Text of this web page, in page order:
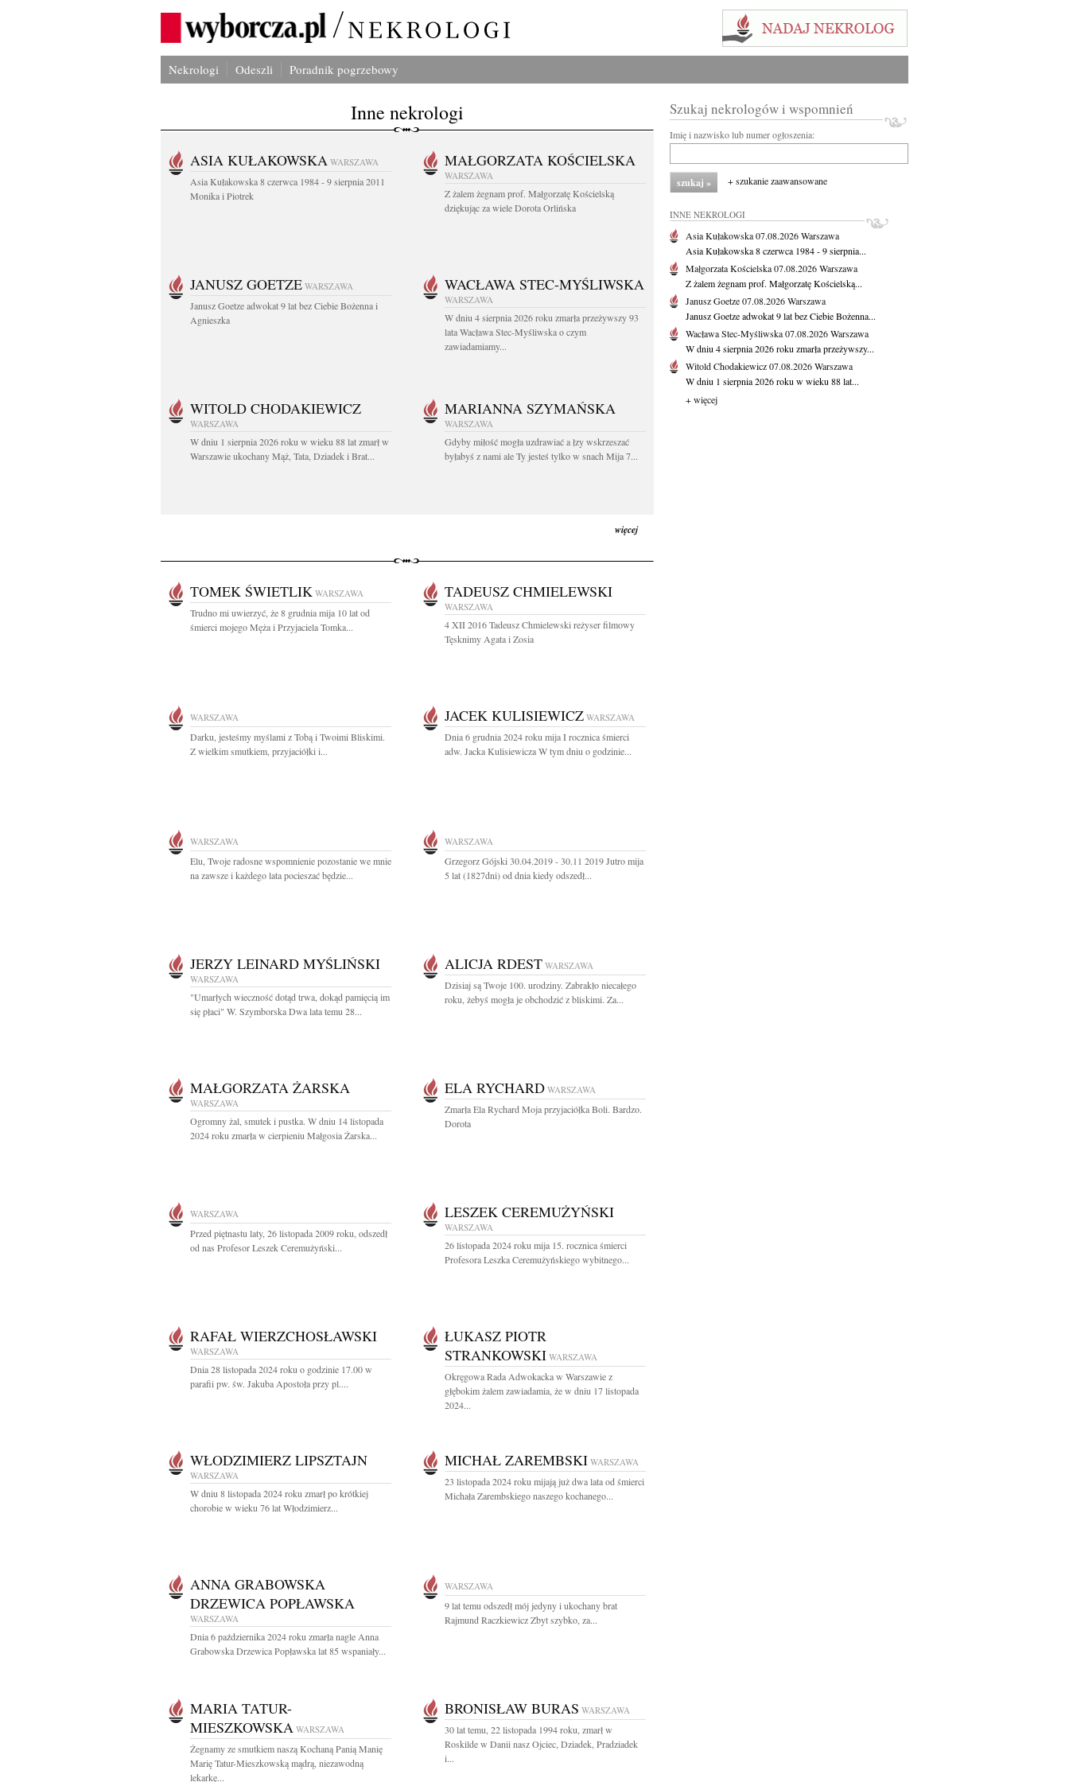
Nekrologi Odeszli Poradnik pogrzebowy
Inne nekrologi
ASIA KUŁAKOWSKA WARSZAWA
Asia Kułakowska 8 czerwca 1984 - 9 sierpnia 2011
Monika i Piotrek
MAŁGORZATA KOŚCIELSKA
WARSZAWA
Z żalem żegnam prof. Małgorzatę Kościelską
dziękując za wiele Dorota Orlińska
JANUSZ GOETZE WARSZAWA
Janusz Goetze adwokat 9 lat bez Ciebie Bożenna i
Agnieszka
WACŁAWA STEC-MYŚLIWSKA
WARSZAWA
W dniu 4 sierpnia 2026 roku zmarła przeżywszy 93
lata Wacława Stec-Myśliwska o czym
zawiadamiamy...
WITOLD CHODAKIEWICZ
WARSZAWA
W dniu 1 sierpnia 2026 roku w wieku 88 lat zmarł w
Warszawie ukochany Mąż, Tata, Dziadek i Brat...
MARIANNA SZYMAŃSKA
WARSZAWA
Gdyby miłość mogła uzdrawiać a łzy wskrzeszać
byłabyś z nami ale Ty jesteś tylko w snach Mija 7...
więcej
TOMEK ŚWIETLIK WARSZAWA
Trudno mi uwierzyć, że 8 grudnia mija 10 lat od
śmierci mojego Męża i Przyjaciela Tomka...
TADEUSZ CHMIELEWSKI
WARSZAWA
4 XII 2016 Tadeusz Chmielewski reżyser filmowy
Tęsknimy Agata i Zosia
WARSZAWA
Darku, jesteśmy myślami z Tobą i Twoimi Bliskimi.
Z wielkim smutkiem, przyjaciółki i...
JACEK KULISIEWICZ WARSZAWA
Dnia 6 grudnia 2024 roku mija I rocznica śmierci
adw. Jacka Kulisiewicza W tym dniu o godzinie...
WARSZAWA
Elu, Twoje radosne wspomnienie pozostanie we mnie
na zawsze i każdego lata pocieszać będzie...
WARSZAWA
Grzegorz Gójski 30.04.2019 - 30.11 2019 Jutro mija
5 lat (1827dni) od dnia kiedy odszedł...
JERZY LEINARD MYŚLIŃSKI
WARSZAWA
"Umarłych wieczność dotąd trwa, dokąd pamięcią im
się płaci" W. Szymborska Dwa lata temu 28...
ALICJA RDEST WARSZAWA
Dzisiaj są Twoje 100. urodziny. Zabrakło niecałego
roku, żebyś mogła je obchodzić z bliskimi. Za...
MAŁGORZATA ŻARSKA
WARSZAWA
Ogromny żal, smutek i pustka. W dniu 14 listopada
2024 roku zmarła w cierpieniu Małgosia Żarska...
ELA RYCHARD WARSZAWA
Zmarła Ela Rychard Moja przyjaciółka Boli. Bardzo.
Dorota
WARSZAWA
Przed piętnastu laty, 26 listopada 2009 roku, odszedł
od nas Profesor Leszek Ceremużyński...
LESZEK CEREMUŻYŃSKI
WARSZAWA
26 listopada 2024 roku mija 15. rocznica śmierci
Profesora Leszka Ceremużyńskiego wybitnego...
RAFAŁ WIERZCHOSŁAWSKI
WARSZAWA
Dnia 28 listopada 2024 roku o godzinie 17.00 w
parafii pw. św. Jakuba Apostoła przy pl....
ŁUKASZ PIOTR
STRANKOWSKI WARSZAWA
Okręgowa Rada Adwokacka w Warszawie z
głębokim żalem zawiadamia, że w dniu 17 listopada
2024...
WŁODZIMIERZ LIPSZTAJN
WARSZAWA
W dniu 8 listopada 2024 roku zmarł po krótkiej
chorobie w wieku 76 lat Włodzimierz...
MICHAŁ ZAREMBSKI WARSZAWA
23 listopada 2024 roku mijają już dwa lata od śmierci
Michała Zarembskiego naszego kochanego...
ANNA GRABOWSKA
DRZEWICA POPŁAWSKA
WARSZAWA
Dnia 6 października 2024 roku zmarła nagle Anna
Grabowska Drzewica Popławska lat 85 wspaniały...
WARSZAWA
9 lat temu odszedł mój jedyny i ukochany brat
Rajmund Raczkiewicz Zbyt szybko, za...
MARIA TATUR-
MIESZKOWSKA WARSZAWA
Żegnamy ze smutkiem naszą Kochaną Panią Manię
Marię Tatur-Mieszkowską mądrą, niezawodną
lekarkę...
BRONISŁAW BURAS WARSZAWA
30 lat temu, 22 listopada 1994 roku, zmarł w
Roskilde w Danii nasz Ojciec, Dziadek, Pradziadek
i...
Szukaj nekrologów i wspomnień
Imię i nazwisko lub numer ogłoszenia:
+ szukanie zaawansowane
INNE NEKROLOGI
Asia Kułakowska07.08.2026Warszawa
Asia Kułakowska 8 czerwca 1984 - 9 sierpnia...
Małgorzata Kościelska07.08.2026Warszawa
Z żalem żegnam prof. Małgorzatę Kościelską...
Janusz Goetze07.08.2026Warszawa
Janusz Goetze adwokat 9 lat bez Ciebie Bożenna...
Wacława Stec-Myśliwska07.08.2026Warszawa
W dniu 4 sierpnia 2026 roku zmarła przeżywszy...
Witold Chodakiewicz07.08.2026Warszawa
W dniu 1 sierpnia 2026 roku w wieku 88 lat...
+ więcej